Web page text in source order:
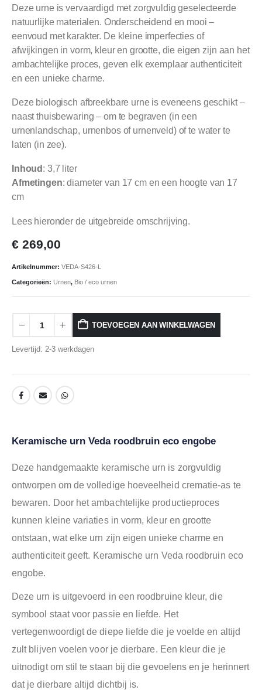
Deze urne is vervaardigd met zorgvuldig geselecteerde
natuurlijke materialen. Onderscheidend en mooi –
eenvoud met karakter. De kleine imperfecties of
afwijkingen in vorm, kleur en grootte, die eigen zijn aan het
ambachtelijke proces, geven elk exemplaar authenticiteit
en een unieke charme.
Deze biologisch afbreekbare urne is eveneens geschikt –
naast thuisbewaring – om te begraven (in een
urnenlandschap, urnenbos of urnenveld) of te water te
laten (in zee).
Inhoud : 3,7 liter
Afmetingen: diameter van 17 cm en een hoogte van 17
cm
Lees hieronder de uitgebreide omschrijving.
€ 269,00
Artikelnummer: VEDA-S426-L
Categorieën: Urnen, Bio / eco urnen
TOEVOEGEN AAN WINKELWAGEN
Levertijd: 2-3 werkdagen
Keramische urn Veda roodbruin eco engobe
Deze handgemaakte keramische urn is zorgvuldig
ontworpen om de volledige hoeveelheid crematie-as te
bewaren. Door het ambachtelijke productieproces
kunnen kleine variaties in vorm, kleur en grootte
ontstaan, wat elke urn zijn eigen unieke charme en
authenticiteit geeft. Keramische urn Veda roodbruin eco
engobe.
Deze urn is uitgevoerd in een roodbruine kleur, die
symbool staat voor passie en liefde. Het
vertegenwoordigt de diepe liefde die je voelde en altijd
zult blijven voelen voor je dierbare. Een kleur die je
uitnodigt om stil te staan bij die gevoelens en je herinnert
dat je dierbare altijd dichtbij is.